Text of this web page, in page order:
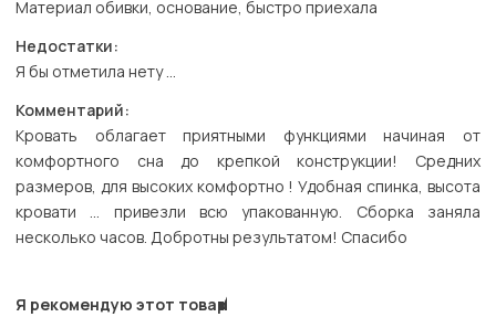
Материал обивки, основание, быстро приехала
Недостатки:
Я бы отметила нету …
Комментарий:
Кровать облагает приятными функциями начиная от
комфортного сна до крепкой конструкции! Средних
размеров, для высоких комфортно ! Удобная спинка, высота
кровати … привезли всю упакованную. Сборка заняла
несколько часов. Добротны результатом! Спасибо
Я рекомендую этот товар